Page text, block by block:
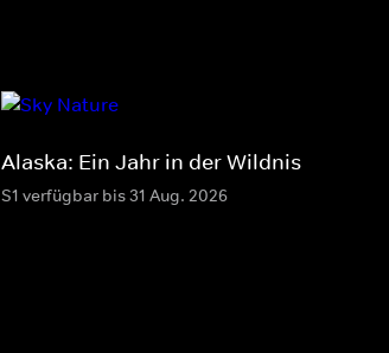
Alaska: Ein Jahr in der Wildnis
S1 verfügbar bis 31 Aug. 2026